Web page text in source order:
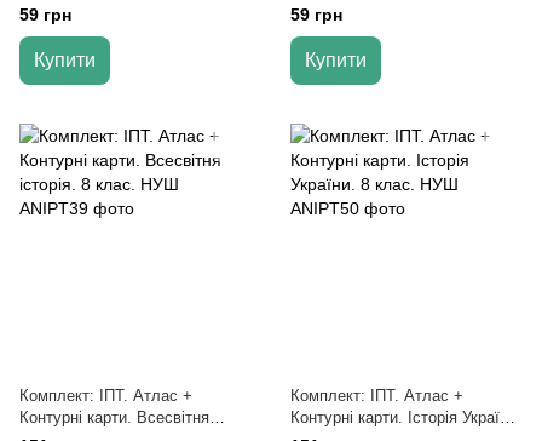
59 грн
Купити
59 грн
Купити
Комплект: ІПТ. Атлас +
Контурні карти. Всесвітня
Комплект: ІПТ. Атлас +
Контурні карти. Історія України.